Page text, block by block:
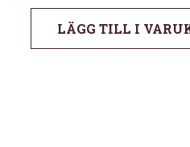
LÄGG TILL I